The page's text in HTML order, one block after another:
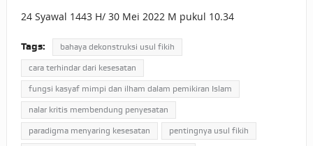
24 Syawal 1443 H/ 30 Mei 2022 M pukul 10.34
Tags: bahaya dekonstruksi usul fikih
cara terhindar dari kesesatan
fungsi kasyaf mimpi dan ilham dalam pemikiran Islam
nalar kritis membendung penyesatan
paradigma menyaring kesesatan pentingnya usul fikih